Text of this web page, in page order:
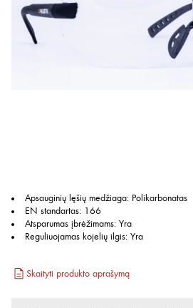
Apsauginių lęšių medžiaga: Polikarbonatas
EN standartas: 166
Atsparumas įbrėžimams: Yra
Reguliuojamas kojelių ilgis: Yra
Skaityti produkto aprašymą